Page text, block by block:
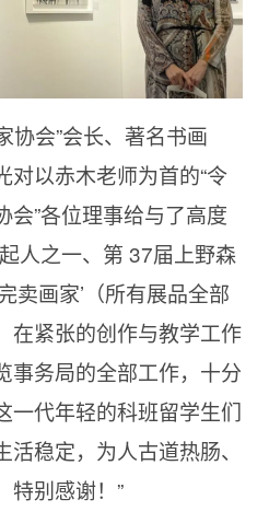
协会”会长、著名书画
对以赤木老师为首的“令
会”各位理事给与了高度
人之一、第 37届上野森
卖画家’（所有展品全部
在紧张的创作与教学工作
事务局的全部工作，十分
一代年轻的科班留学生们
稳定，为人古道热肠、
特别感谢！”